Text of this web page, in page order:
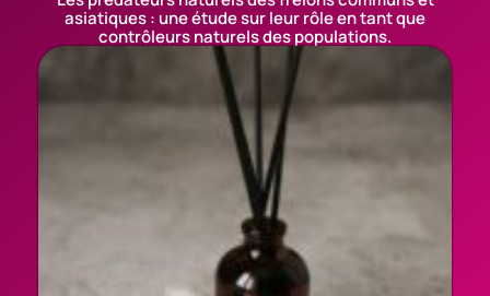
asiatiques : une étude sur leur rôle en tant que
contrôleurs naturels des populations.